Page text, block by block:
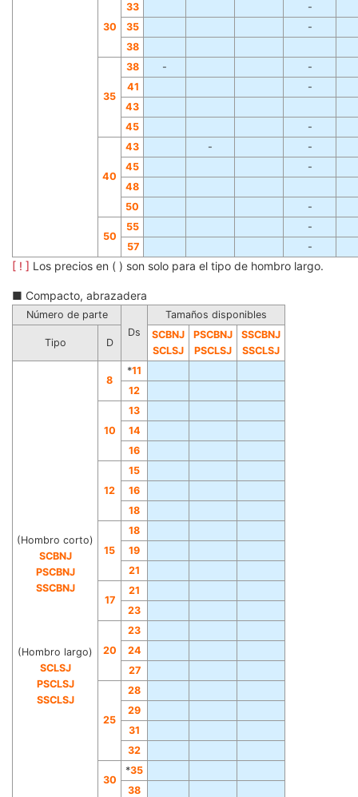
30
33
-
35
-
38
35
38 -
-
41
-
43
45
-
40
43 -
-
45
-
48
50
-
50
55
-
57
-
[ ! ] Los precios en ( ) son solo para el tipo de hombro largo.
■ Compacto, abrazadera
Número de parte
Ds
Tamaños disponibles
Tipo D
SCBNJ
SCLSJ
PSCBNJ
PSCLSJ
SSCBNJ
SSCLSJ
(Hombro corto)
SCBNJ
PSCBNJ
SSCBNJ
(Hombro largo)
SCLSJ
PSCLSJ
SSCLSJ
8
*11
12
10
13
14
16
12
15
16
18
15
18
19
21
17
21
23
20
23
24
27
25
28
29
31
32
30
*35
38